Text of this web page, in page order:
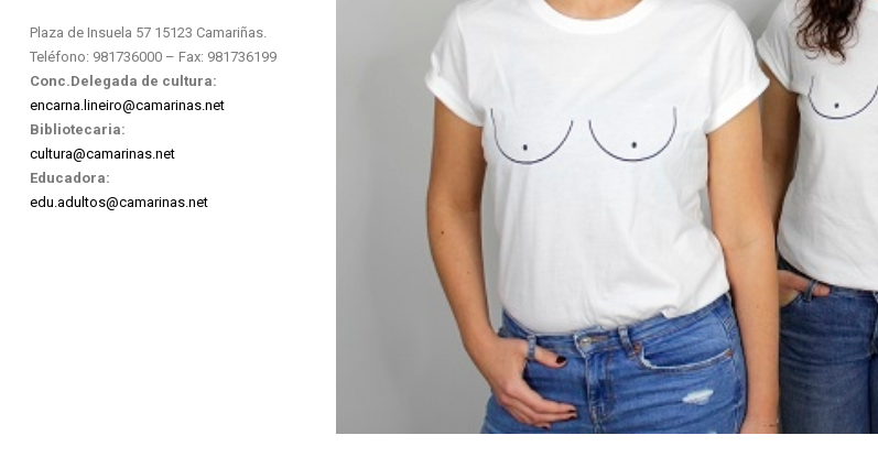
Plaza de Insuela 57 15123 Camariñas.
Teléfono: 981736000 – Fax: 981736199
Conc.Delegada de cultura:
encarna.lineiro@camarinas.net
Bibliotecaria:
cultura@camarinas.net
Educadora:
edu.adultos@camarinas.net